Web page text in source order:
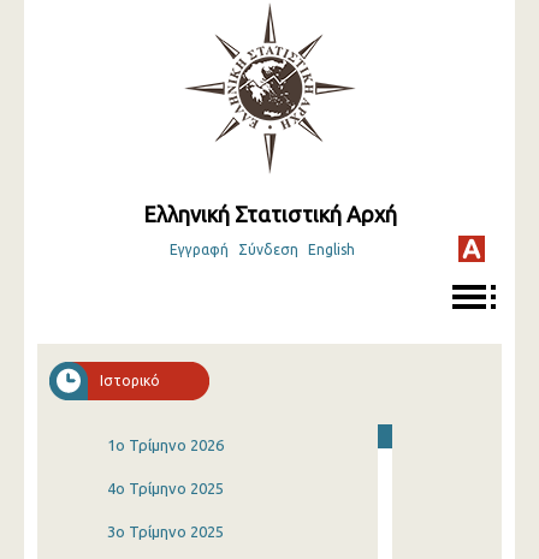
Ελληνική Στατιστική Αρχή
Εγγραφή Σύνδεση English
Ιστορικό
1o Τρίμηνο 2026
4o Τρίμηνο 2025
3o Τρίμηνο 2025